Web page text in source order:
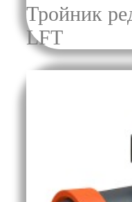
Тройник
LFT